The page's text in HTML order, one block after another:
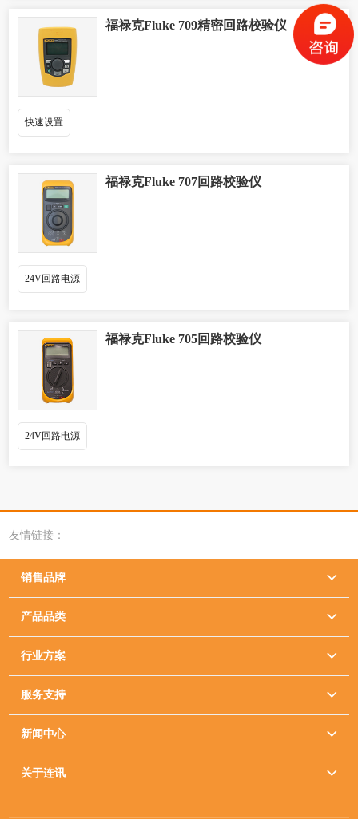
福禄克Fluke 709精密回路校验仪
快速设置
福禄克Fluke 707回路校验仪
24V回路电源
福禄克Fluke 705回路校验仪
24V回路电源
友情链接：
销售品牌 
产品品类 
行业方案 
服务支持 
新闻中心 
关于连讯 